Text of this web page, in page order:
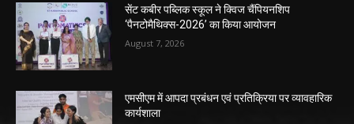
सेंट कबीर पब्लिक स्कूल ने क्विज चैंपियनशिप
‘पैनटोमैथिक्स-2026’ का किया आयोजन
August 7, 2026
एमसीएम में आपदा प्रबंधन एवं प्रतिक्रिया पर व्यावहारिक
कार्यशाला